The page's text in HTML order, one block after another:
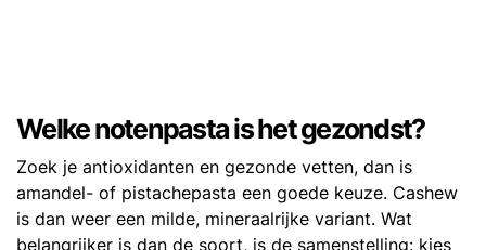
Welke notenpasta is het gezondst?
Zoek je antioxidanten en gezonde vetten, dan is
amandel- of pistachepasta een goede keuze. Cashew
is dan weer een milde, mineraalrijke variant. Wat
belangrijker is dan de soort, is de samenstelling: kies